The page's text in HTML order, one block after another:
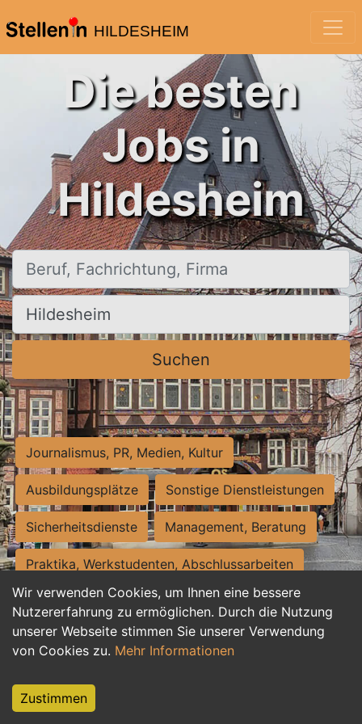
HILDESHEIM
Wir verwenden Cookies, um Ihnen eine bessere
Nutzererfahrung zu ermöglichen. Durch die Nutzung
unserer Webseite stimmen Sie unserer Verwendung
von Cookies zu. Mehr Informationen
Zustimmen
Die besten
Jobs in
Hildesheim
Beruf, Fachrichtung, Firma
Ort, Stadt
Suchen
Journalismus, PR, Medien, Kultur
Ausbildungsplätze Sonstige Dienstleistungen
Sicherheitsdienste Management, Beratung
Praktika, Werkstudenten, Abschlussarbeiten
Personalwesen Assistenz, Sekretariat
Hilfskräfte, Aushilfs- und Nebenjobs
Weiterbildung, Studium, duale Ausbildung